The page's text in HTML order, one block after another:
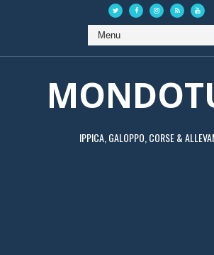
IPPICA, GALOPPO, CORSE &